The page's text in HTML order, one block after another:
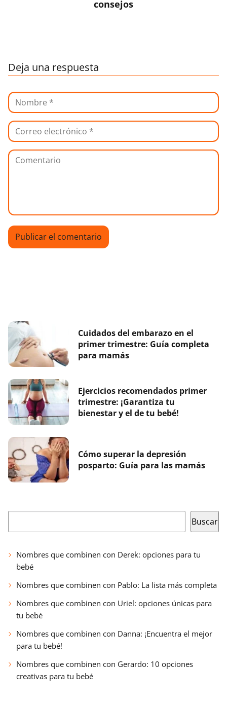
consejos
Deja una respuesta
Cuidados del embarazo en el
primer trimestre: Guía completa
para mamás
Ejercicios recomendados primer
trimestre: ¡Garantiza tu
bienestar y el de tu bebé!
Cómo superar la depresión
posparto: Guía para las mamás
Buscar
Nombres que combinen con Derek: opciones para tu
bebé
Nombres que combinen con Pablo: La lista más completa
Nombres que combinen con Uriel: opciones únicas para
tu bebé
Nombres que combinen con Danna: ¡Encuentra el mejor
para tu bebé!
Nombres que combinen con Gerardo: 10 opciones
creativas para tu bebé